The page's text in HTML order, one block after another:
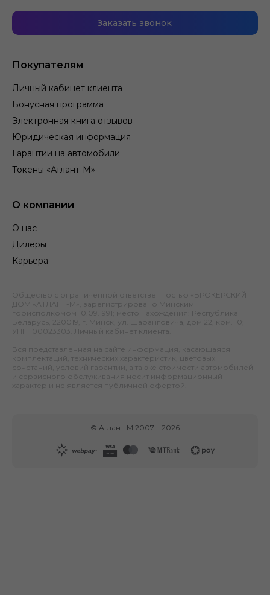
Покупателям
Личный кабинет клиента
Бонусная программа
Электронная книга отзывов
Юридическая информация
Гарантии на автомобили
Токены «Атлант-М»
О компании
О нас
Дилеры
Карьера
Заказать звонок
Общество с ограниченной ответственностью «БРОКЕРСКИЙ
ДОМ «АТЛАНТ-М», зарегистрировано Минским
горисполкомом 10.09.1991; место нахождения: Республика
Беларусь, 220019, г. Минск, ул. Шаранговича, дом 22, ком. 10;
УНП 100023303.
Личный кабинет клиента
Вся представленная на сайте информация, касающаяся
комплектаций, технических характеристик, цветовых
сочетаний, условий гарантии, а также стоимости автомобилей
и сервисного обслуживания носит информационный
характер и не является публичной офертой.
© Атлант-М 2007 – 2026